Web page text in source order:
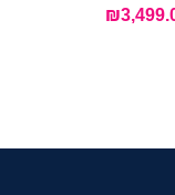
₪